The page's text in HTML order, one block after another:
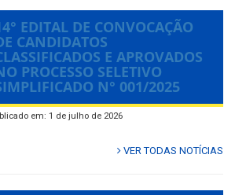
EDITAL DE CONVOCAÇÃO
CANDIDATOS
E APROVADOS
PROCESSO SELETIVO
N° 001/2025
em: 1 de julho de 2026
VER TODAS NOTÍCIAS